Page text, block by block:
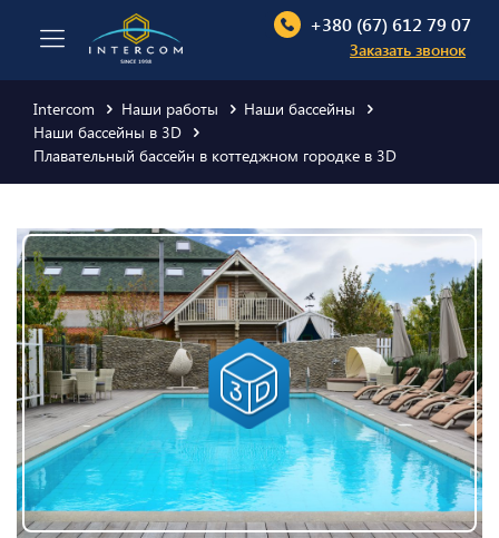
+380 (67) 612 79 07
Заказать звонок
Intercom Наши работы
Наши бассейны
Наши бассейны в 3D
Плавательный бассейн в коттеджном городке в 3D